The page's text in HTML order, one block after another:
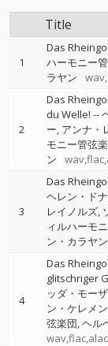
Title
1
Das
ハーモニー
ラヤン
2
Das
du Welle! --
ー アンナ・
モニー管弦
ン
3
Das
ヘレン・ド
レイノルズ
ィルハーモ
ン・カラヤン
4
Das
glitschriger
ッダ・モー
ン・ケレメン
弦楽団 ヘル